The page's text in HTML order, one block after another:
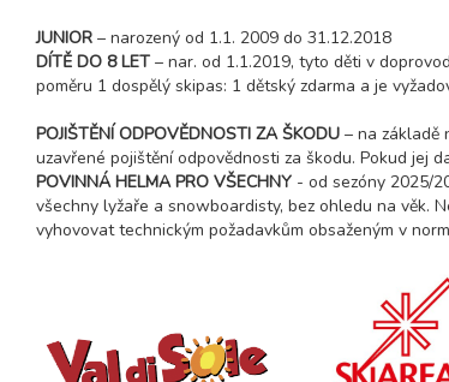
JUNIOR – narozený od 1.1. 2009 do 31.12.2018
DÍTĚ DO 8 LET – nar. od 1.1.2019, tyto děti v
poměru 1 dospělý skipas: 1 dětský zdarma a je
POJIŠTĚNÍ ODPOVĚDNOSTI ZA ŠKODU – na základě
uzavřené pojištění odpovědnosti za škodu. Pokud jej
POVINNÁ HELMA PRO VŠECHNY - od sezóny 2025/
všechny lyžaře a snowboardisty, bez ohledu na věk.
vyhovovat technickým požadavkům obsaženým v